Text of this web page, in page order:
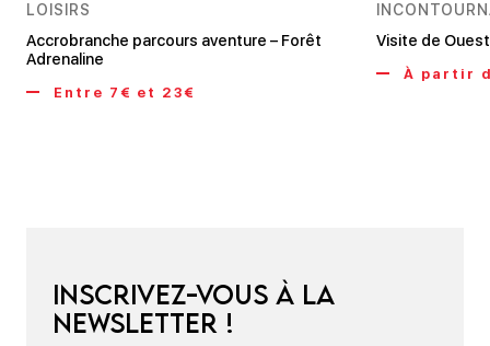
LOISIRS
Accrobranche parcours aventure – Forêt
Adrenaline
Entre 7€ et 23€
Visite de
À partir
Inscrivez-vous à la
newsletter !